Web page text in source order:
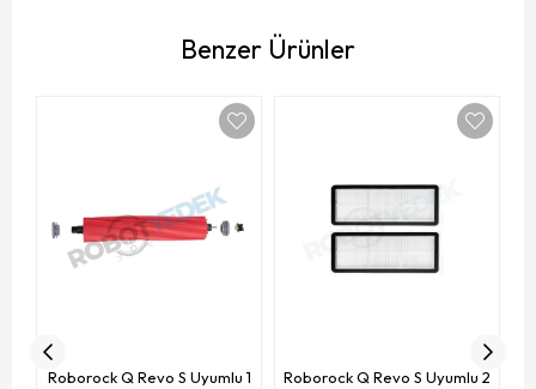
Benzer Ürünler
Roborock Q Revo S Uyumlu 1
Roborock Q Revo S Uyumlu 2